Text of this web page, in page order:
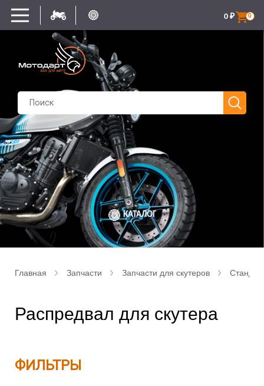
0
0 ₽
КАТАЛОГ
Главная Запчасти Запчасти для скутеров
Распредвал для скутера
ФИЛЬТРЫ